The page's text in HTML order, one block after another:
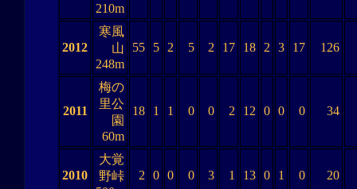
210m
2012
寒風
山
248m
55 5 2 5 2 17 18 2 3 17 126
2011
梅の
里公
園
60m
18 1 1 0 0 2 12 0 0 0 34
2010
大覚
野峠
2 0 0 0 3 1 13 0 1 0 20